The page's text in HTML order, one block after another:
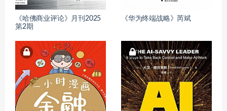
《哈佛商业评论》月刊2025
第2期
《华为终端战略》芮斌